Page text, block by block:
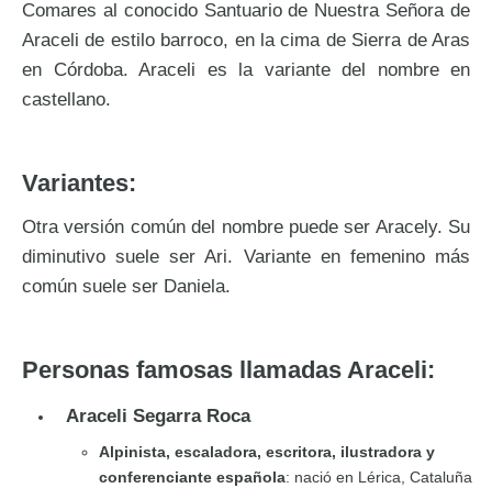
Comares al conocido Santuario de Nuestra Señora de
Araceli de estilo barroco, en la cima de Sierra de Aras
en Córdoba. Araceli es la variante del nombre en
castellano.
Variantes:
Otra versión común del nombre puede ser Aracely. Su
diminutivo suele ser Ari. Variante en femenino más
común suele ser Daniela.
Personas famosas llamadas Araceli:
Araceli Segarra Roca
Alpinista, escaladora, escritora, ilustradora y
conferenciante española: nació en Lérica, Cataluña